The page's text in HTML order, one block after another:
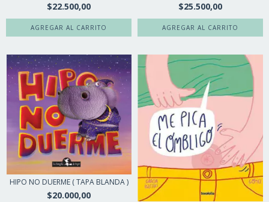
$22.500,00 $25.500,00
HIPO NO DUERME ( TAPA BLANDA )
$20.000,00